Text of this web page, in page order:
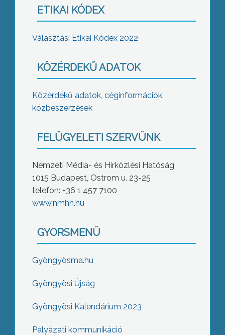
ETIKAI KÓDEX
Választási Etikai Kódex 2022
KÖZÉRDEKŰ ADATOK
Közérdekű adatok, céginformációk,
közbeszerzések
FELÜGYELETI SZERVÜNK
Nemzeti Média- és Hírközlési Hatóság
1015 Budapest, Ostrom u. 23-25
telefon: +36 1 457 7100
www.nmhh.hu
GYORSMENÜ
Gyöngyösma.hu
Gyöngyösi Újság
Gyöngyösi Kalendárium 2023
Pályázati kommunikáció